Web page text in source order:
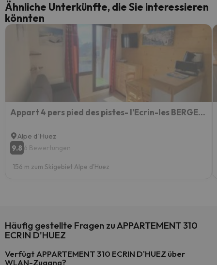
Ähnliche Unterkünfte, die Sie interessieren
könnten
Appart 4 pers pied des pistes- l'Ecrin-les BERGERS- Chez Lexy
Alpe d'Huez
9.8 6 Bewertungen
156 m zum Skigebiet Alpe d'Huez
Häufig gestellte Fragen zu APPARTEMENT 310
ECRIN D'HUEZ
Verfügt APPARTEMENT 310 ECRIN D'HUEZ über
WLAN-Zugang?